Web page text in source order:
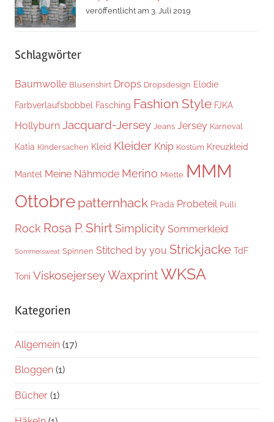
veröffentlicht am 3. Juli 2019
Schlagwörter
Baumwolle Blusenshirt Drops Dropsdesign Elodie
Farbverlaufsbobbel Fasching Fashion Style FJKA
Hollyburn Jacquard-Jersey Jeans Jersey Karneval
Katia Kindersachen Kleid Kleider Knip Kostüm Kreuzkleid
Mantel Meine Nähmode Merino Miette MMM
Ottobre patternhack Prada Probeteil Pulli
Rock Rosa P. Shirt Simplicity Sommerkleid
Sommersweat Spinnen Stitched by you Strickjacke TdF
Toni ViskosejerseyWaxprintWKSA
Kategorien
Allgemein (17)
Bloggen (1)
Bücher (1)